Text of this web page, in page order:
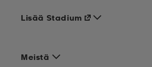
Meistä
Lisää Stadium